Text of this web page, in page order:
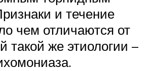
и течение
чем отличаются от
такой же этиологии –